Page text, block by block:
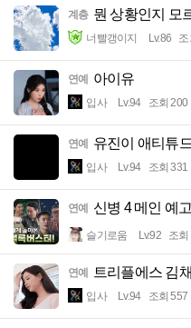
계층 뭔 상황인지 모
너빨갱이지 Lv.86 조
연예 아이유
입사 Lv.94 조회 200
연예 유진이 애티튜
입사 Lv.94 조회 331
연예 신병 4 메인 예
슬기로움 Lv.92 조회
연예 트리플에스 김
입사 Lv.94 조회 557